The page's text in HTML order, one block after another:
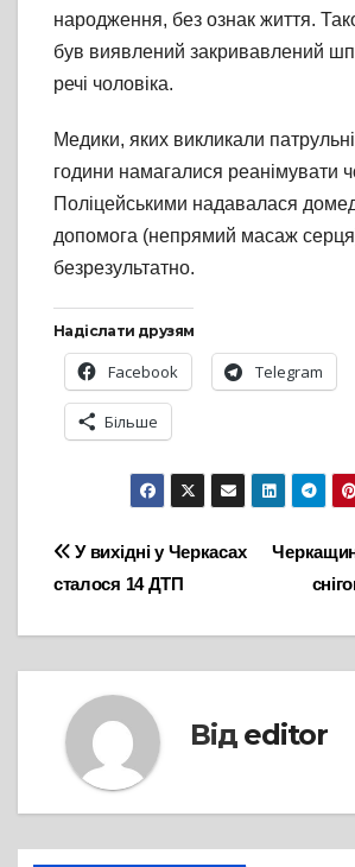
народження, без ознак життя.
був виявлений закривавлений
речі чоловіка.
Медики, яких викликали
години намагалися реанімувати
Поліцейськими надавалася
допомога (непрямий масаж
безрезультатно.
Надіслати друзям
Facebook Telegram
Більше
Навігація
записів
У вихідні у Черкасах
сталося 14 ДТП
Від editor